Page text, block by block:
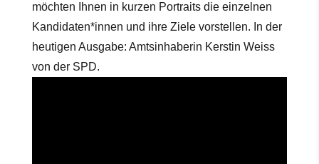
möchten Ihnen in kurzen Portraits die einzelnen
Kandidaten*innen und ihre Ziele vorstellen. In der
heutigen Ausgabe: Amtsinhaberin Kerstin Weiss
von der SPD.